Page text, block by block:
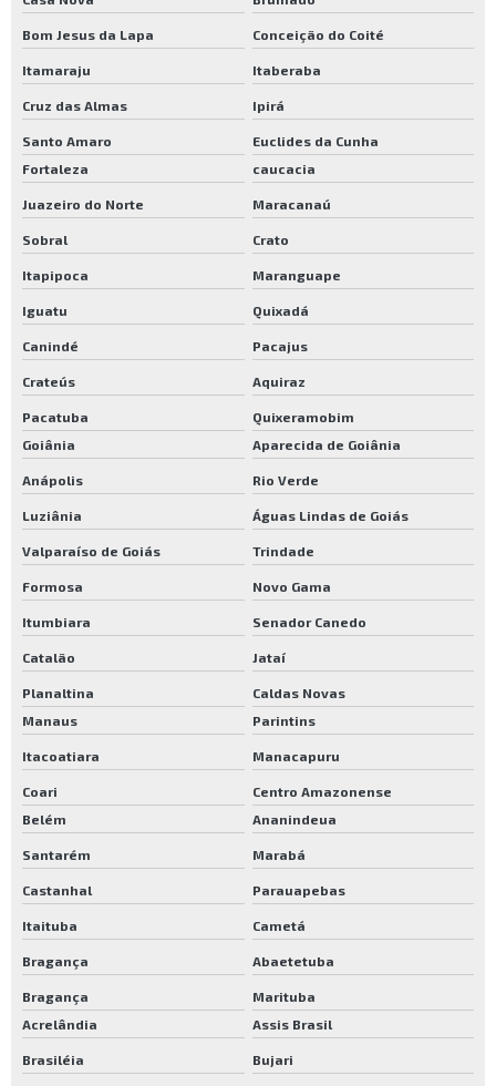
Bom Jesus da Lapa Conceição do Coité
Itamaraju Itaberaba
Cruz das Almas Ipirá
Santo Amaro
Euclides da Cunha
Fortaleza
caucacia
Juazeiro do Norte Maracanaú
Sobral Crato
Itapipoca Maranguape
Iguatu Quixadá
Canindé Pacajus
Crateús Aquiraz
Pacatuba
Quixeramobim
Goiânia
Aparecida de Goiânia
Anápolis Rio Verde
Luziânia Águas Lindas de Goiás
Valparaíso de Goiás Trindade
Formosa Novo Gama
Itumbiara Senador Canedo
Catalão Jataí
Planaltina
Caldas Novas
Manaus
Parintins
Itacoatiara Manacapuru
Coari
Centro Amazonense
Belém
Ananindeua
Santarém Marabá
Castanhal Parauapebas
Itaituba Cametá
Bragança Abaetetuba
Bragança
Marituba
Acrelândia
Assis Brasil
Brasiléia Bujari